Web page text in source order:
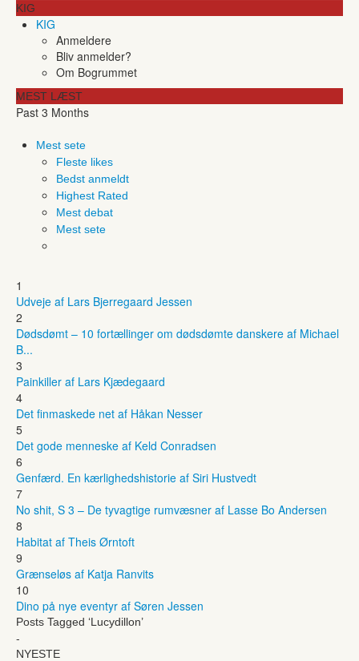
KIG
KIG
Anmeldere
Bliv anmelder?
Om Bogrummet
MEST LÆST
Past 3 Months
Mest sete
Fleste likes
Bedst anmeldt
Highest Rated
Mest debat
Mest sete
1
Udveje af Lars Bjerregaard Jessen
2
Dødsdømt – 10 fortællinger om dødsdømte danskere af Michael
B...
3
Painkiller af Lars Kjædegaard
4
Det finmaskede net af Håkan Nesser
5
Det gode menneske af Keld Conradsen
6
Genfærd. En kærlighedshistorie af Siri Hustvedt
7
No shit, S 3 – De tyvagtige rumvæsner af Lasse Bo Andersen
8
Habitat af Theis Ørntoft
9
Grænseløs af Katja Ranvits
10
Dino på nye eventyr af Søren Jessen
Posts Tagged ‘Lucydillon’
-
NYESTE